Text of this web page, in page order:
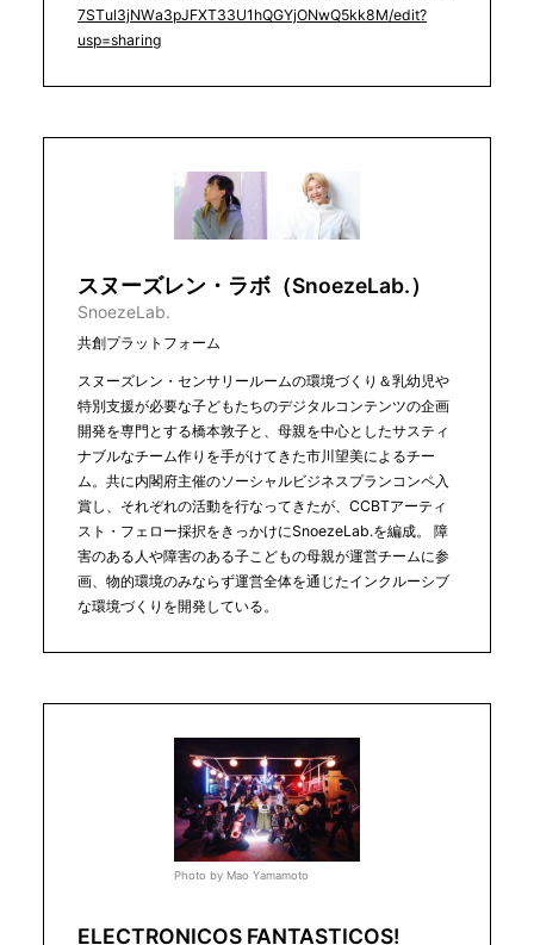
7STul3jNWa3pJFXT33U1hQGYjONwQ5kk8M/edit?
usp=sharing
スヌーズレン・ラボ（SnoezeLab.）
SnoezeLab.
共創プラットフォーム
スヌーズレン・センサリールームの環境づくり＆乳幼児や
特別支援が必要な子どもたちのデジタルコンテンツの企画
開発を専門とする橋本敦子と、母親を中心としたサスティ
ナブルなチーム作りを手がけてきた市川望美によるチー
ム。共に内閣府主催のソーシャルビジネスプランコンペ入
賞し、それぞれの活動を行なってきたが、CCBTアーティ
スト・フェロー採択をきっかけにSnoezeLab.を編成。 障
害のある人や障害のある子こどもの母親が運営チームに参
画、物的環境のみならず運営全体を通じたインクルーシブ
な環境づくりを開発している。
Photo by Mao Yamamoto
ELECTRONICOS FANTASTICOS!